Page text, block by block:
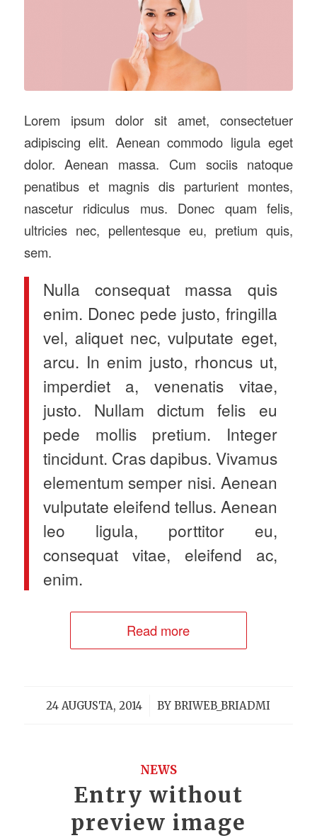
Lorem ipsum dolor sit amet, consectetuer
adipiscing elit. Aenean commodo ligula eget
dolor. Aenean massa. Cum sociis natoque
penatibus et magnis dis parturient montes,
nascetur ridiculus mus. Donec quam felis,
ultricies nec, pellentesque eu, pretium quis,
sem.
Nulla consequat massa quis
enim. Donec pede justo, fringilla
vel, aliquet nec, vulputate eget,
arcu. In enim justo, rhoncus ut,
imperdiet a, venenatis vitae,
justo. Nullam dictum felis eu
pede mollis pretium. Integer
tincidunt. Cras dapibus. Vivamus
elementum semper nisi. Aenean
vulputate eleifend tellus. Aenean
leo ligula, porttitor eu,
consequat vitae, eleifend ac,
enim.
Read more
24 AUGUSTA, 2014
/ BYBRIWEB_BRIADMI
NEWS
Entry without
preview image